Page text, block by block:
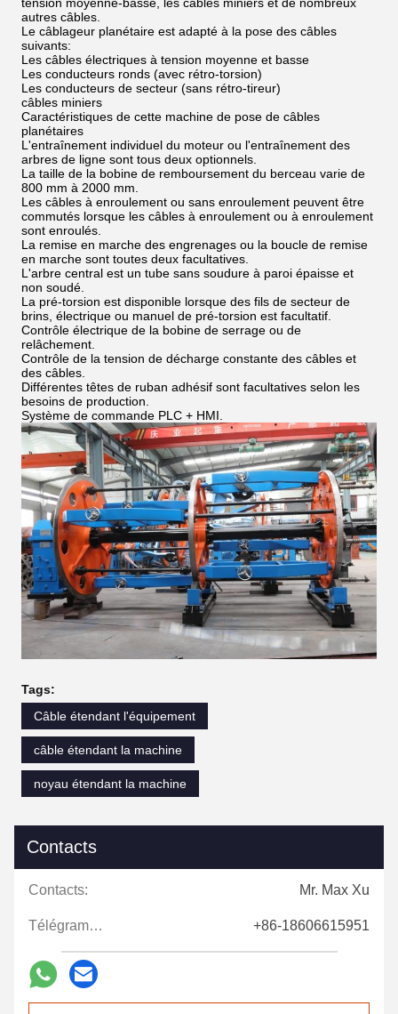
autres câbles.
Le câblageur planétaire est adapté à la pose des câbles
suivants:
Les câbles électriques à tension moyenne et basse
Les conducteurs ronds (avec rétro-torsion)
Les conducteurs de secteur (sans rétro-tireur)
câbles miniers
Caractéristiques de cette machine de pose de câbles
planétaires
L'entraînement individuel du moteur ou l'entraînement des
arbres de ligne sont tous deux optionnels.
La taille de la bobine de remboursement du berceau varie de
800 mm à 2000 mm.
Les câbles à enroulement ou sans enroulement peuvent être
commutés lorsque les câbles à enroulement ou à enroulement
sont enroulés.
La remise en marche des engrenages ou la boucle de remise
en marche sont toutes deux facultatives.
L'arbre central est un tube sans soudure à paroi épaisse et
non soudé.
La pré-torsion est disponible lorsque des fils de secteur de
brins, électrique ou manuel de pré-torsion est facultatif.
Contrôle électrique de la bobine de serrage ou de
relâchement.
Contrôle de la tension de décharge constante des câbles et
des câbles.
Différentes têtes de ruban adhésif sont facultatives selon les
besoins de production.
Système de commande PLC + HMI.
Tags:
Câble étendant l'équipement
câble étendant la machine
noyau étendant la machine
Contacts
Contacts: Mr. Max Xu
Télégramme: +86-18606615951